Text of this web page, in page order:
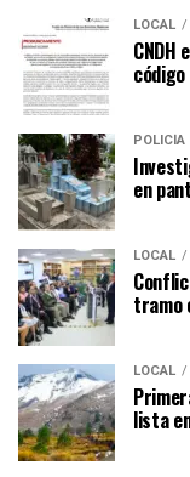
LOCAL
CNDH
POLICÍA
en
LOCAL
tramo
LOCAL
lista